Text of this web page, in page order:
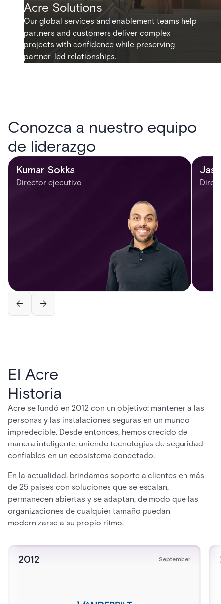
Acre Solutions
Our global services and enablement teams help
partners and customers deliver complex
projects with confidence while preserving
partner-led relationships.
Conozca a nuestro equipo
de liderazgo
Kumar Sokka
Director ejecutivo
El Acre
Historia
Acre se fundó en 2012 con un objetivo: mantener a las
personas y las instalaciones seguras en un mundo
impredecible. Desde entonces, hemos crecido de
manera inteligente, uniendo tecnologías de seguridad
confiables en un ecosistema conectado.
En la actualidad, brindamos soporte a clientes en más
de 25 países con soluciones que se escalan,
permanecen abiertas y se adaptan, de modo que las
organizaciones de cualquier tamaño puedan
modernizarse a su propio ritmo.
2012 September